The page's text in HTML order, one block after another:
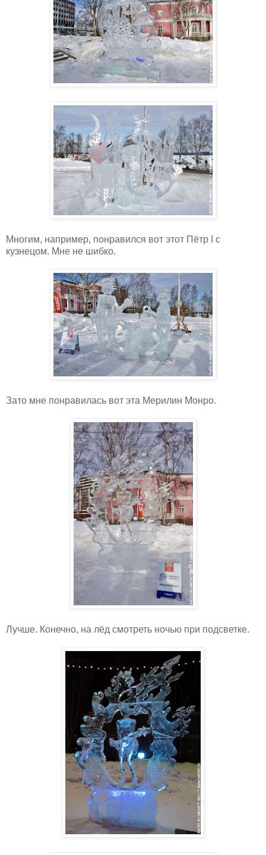
Многим, например, понравился вот этот Пётр
с
кузнецом. Мне не шибко.
Зато мне понравилась вот эта Мерилин Монро.
Лучше. Конечно, на лёд смотреть ночью при подсветке.